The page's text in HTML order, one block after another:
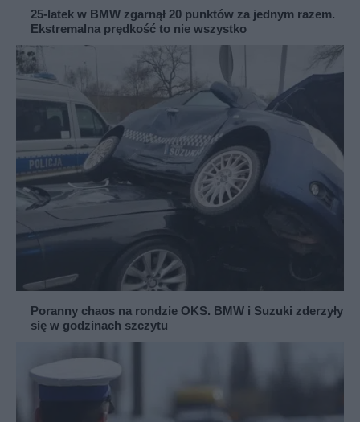
25-latek w BMW zgarnął 20 punktów za jednym razem.
Ekstremalna prędkość to nie wszystko
Poranny chaos na rondzie OKS. BMW i Suzuki zderzyły
się w godzinach szczytu